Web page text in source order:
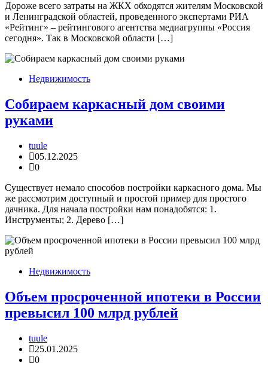
Дороже всего затраты на ЖКХ обходятся жителям Московской
и Ленинградской областей, проведенного экспертами РИА
«Рейтинг» – рейтингового агентства медиагруппы «Россия
сегодня». Так в Московской области […]
Недвижимость
Собираем каркасный дом своими
руками
tuule
05.12.2025
0
Существует немало способов постройки каркасного дома. Мы
же рассмотрим доступный и простой пример для простого
дачника. Для начала постройки нам понадобятся: 1.
Инструменты; 2. Дерево […]
Недвижимость
Объем просроченной ипотеки в России
превысил 100 млрд рублей
tuule
25.01.2025
0